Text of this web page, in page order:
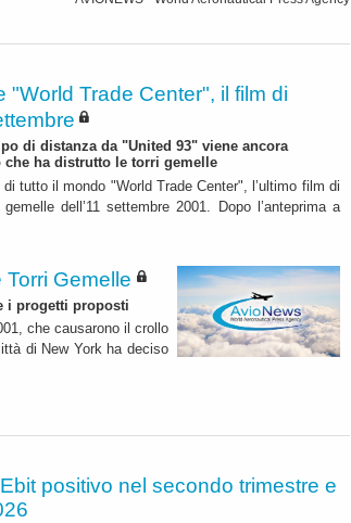
"World Trade Center", il film di
di distanza da "United 93" viene ancora
ha distrutto le torri gemelle
tutto il mondo "World Trade Center", l’ultimo film di
dell’11 settembre 2001. Dopo l’anteprima a
Gemelle
i progetti proposti
che causarono il crollo
di New York ha deciso
positivo nel secondo trimestre e